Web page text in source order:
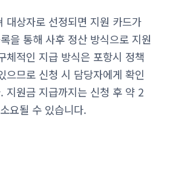
대상자로 선정되면 지원 카드가
을 통해 사후 정산 방식으로 지원
체적인 지급 방식은 포항시 정책
으므로 신청 시 담당자에게 확인
지원금 지급까지는 신청 후 약 2
요될 수 있습니다.